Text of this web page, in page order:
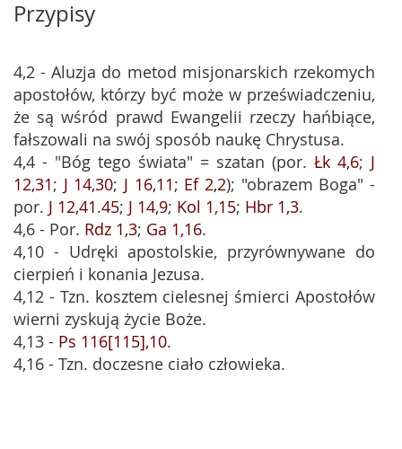
Przypisy
4,2 - Aluzja do metod misjonarskich rzekomych
apostołów, którzy być może w przeświadczeniu,
że są wśród prawd Ewangelii rzeczy hańbiące,
fałszowali na swój sposób naukę Chrystusa.
4,4 - "Bóg tego świata" = szatan (por. Łk 4,6; J
12,31; J 14,30; J 16,11; Ef 2,2); "obrazem Boga" -
por. J 12,41.45; J 14,9; Kol 1,15; Hbr 1,3.
4,6 - Por. Rdz 1,3; Ga 1,16.
4,10 - Udręki apostolskie, przyrównywane do
cierpień i konania Jezusa.
4,12 - Tzn. kosztem cielesnej śmierci Apostołów
wierni zyskują życie Boże.
4,13 - Ps 116[115],10.
4,16 - Tzn. doczesne ciało człowieka.